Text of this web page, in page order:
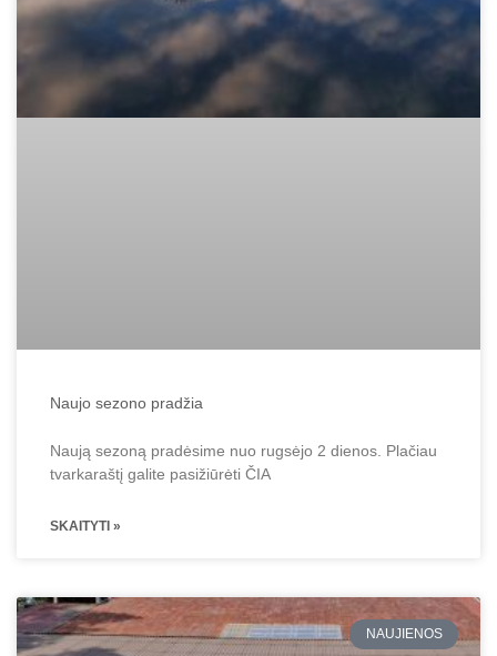
Naujo sezono pradžia
Naują sezoną pradėsime nuo rugsėjo 2 dienos. Plačiau
tvarkaraštį galite pasižiūrėti ČIA
SKAITYTI »
NAUJIENOS